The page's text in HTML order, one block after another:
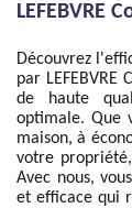
LEFEBVRE
Découvrez
par
de haute
optimale. Que
maison, à
votre
Avec nous,
et efficace qui